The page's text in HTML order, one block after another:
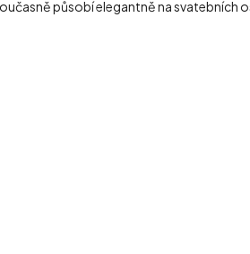
působí elegantně na svatebních